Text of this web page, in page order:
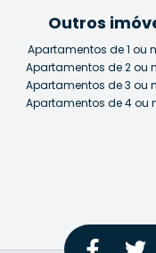
Outros
Apartamentos de 1 ou
Apartamentos de 2 ou
Apartamentos de 3 ou
Apartamentos de 4 ou